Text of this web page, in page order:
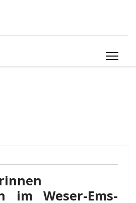
im Weser-Ems-